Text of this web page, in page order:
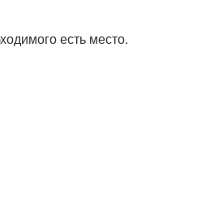
есть место.